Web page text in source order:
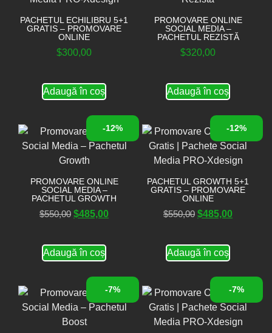
PACHETUL ECHILIBRU 5+1
GRATIS – PROMOVARE
ONLINE
$300,00
Adaugă în coș
PROMOVARE ONLINE
SOCIAL MEDIA –
PACHETUL REZISTĂ
$320,00
Adaugă în coș
-12%
PROMOVARE ONLINE
SOCIAL MEDIA –
PACHETUL GROWTH
$550,00 $485,00
Adaugă în coș
-12%
PACHETUL GROWTH 5+1
GRATIS – PROMOVARE
ONLINE
$550,00 $485,00
Adaugă în coș
-7% -7%